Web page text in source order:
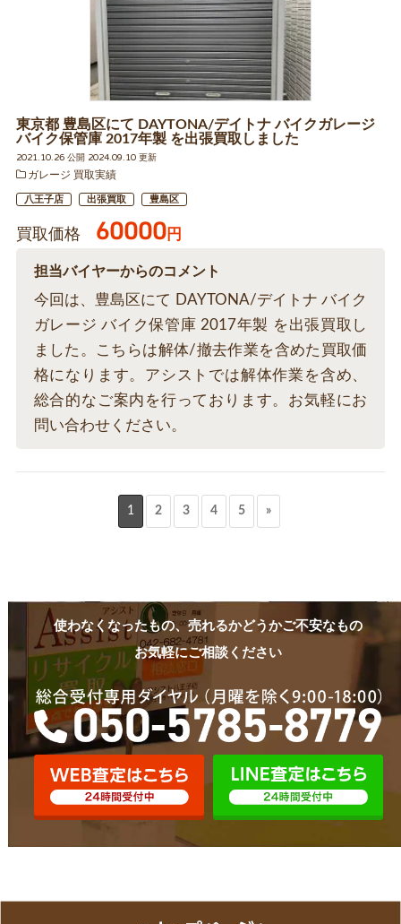
東京都 豊島区にて DAYTONA/デイトナ バイクガレージ
バイク保管庫 2017年製 を出張買取しました
2021.10.26 公開 2024.09.10 更新
ガレージ 買取実績
八王子店 出張買取 豊島区
買取価格 60000円
担当バイヤーからのコメント
今回は、豊島区にて DAYTONA/デイトナ バイク
ガレージ バイク保管庫 2017年製 を出張買取し
ました。こちらは解体/撤去作業を含めた買取価
格になります。アシストでは解体作業を含め、
総合的なご案内を行っております。お気軽にお
問い合わせください。
1 2 3 4 5 »
使わなくなったもの、売れるかどうかご不安なもの
お気軽にご相談ください